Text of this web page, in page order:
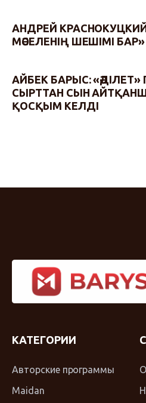
АНДРЕЙ
МӘСЕЛЕНІҢ ШЕШІМІ БАР»
АЙБЕК БАРЫС:
СЫРТТАН СЫН
ҚОСҚЫМ КЕЛДІ
КАТЕГОРИИ
Авторские программы
Maidan